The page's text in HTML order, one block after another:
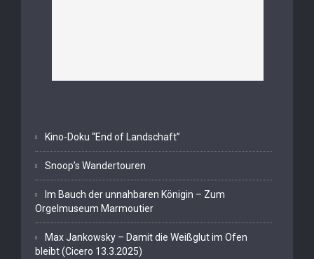
Kino-Doku “End of Landschaft”
Snoop’s Wandertouren
Im Bauch der unnahbaren Königin – Zum
Orgelmuseum Marmoutier
Max Jankowsky – Damit die Weißglut im Ofen
bleibt (Cicero 13.3.2025)